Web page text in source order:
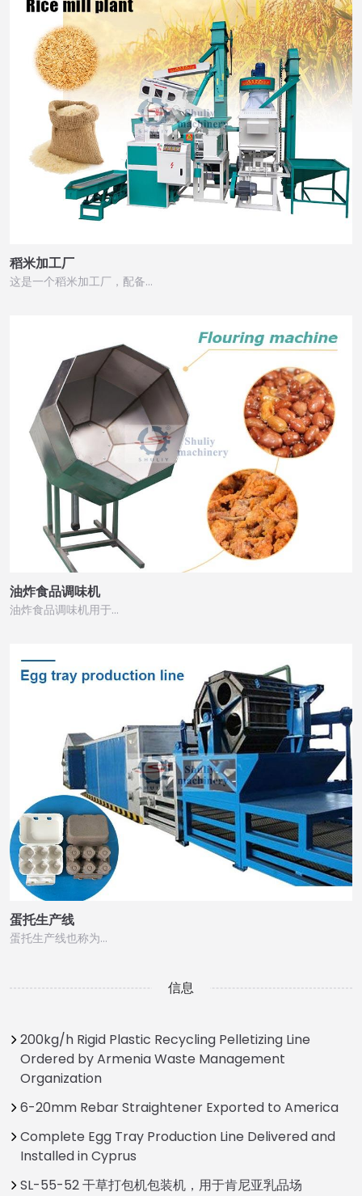
稻米加工厂
这是一个稻米加工厂，配备…
油炸食品调味机
油炸食品调味机用于…
蛋托生产线
蛋托生产线也称为…
信息
200kg/h Rigid Plastic Recycling Pelletizing Line
Ordered by Armenia Waste Management
Organization
6-20mm Rebar Straightener Exported to America
Complete Egg Tray Production Line Delivered and
Installed in Cyprus
SL-55-52 干草打包机包装机，用于肯尼亚乳品场